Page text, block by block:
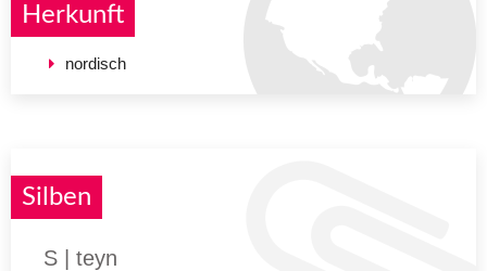
Herkunft
nordisch
Silben
S | teyn